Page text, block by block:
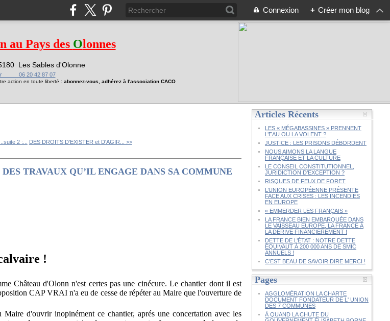
Connexion + Créer mon blog
au Pays des Olonnes
Les Sables d'Olonne
06 20 42 87 07
action en toute liberté : abonnez-vous, adhérez à l'association CACO
2 :... DES DROITS D'EXISTER et D'AGIR... >>
TRAVAUX QU’IL ENGAGE DANS SA COMMUNE
!
Château d'Olonn n'est certes pas une cinécure. Le chantier dont il est
CAP VRAI n'a eu de cesse de répéter au Maire que l'ouverture de
d'ouvrir inopinément ce chantier, aprés une concertation avec les
Articles Récents
LES « MÉGABASSINES » PRENNENT
L’EAU OU LA VOLENT ?
JUSTICE : LES PRISONS DÉBORDENT
NOUS AIMONS LA LANGUE
FRANÇAISE ET LA CULTURE
LE CONSEIL CONSTITUTIONNEL,
JURIDICTION D’EXCEPTION ?
RISQUES DE FEUX DE FORET
L’UNION EUROPÉENNE PRÉSENTE
FACE AUX CRISES : LES INCENDIES
EN EUROPE
« EMMERDER LES FRANÇAIS »
LA FRANCE BIEN EMBARQUÉE DANS
LE VAISSEAU EUROPE, LA FRANCE À
LA DÉRIVE FINANCIÈREMENT !
DETTE DE L’ÉTAT : NOTRE DETTE
ÉQUIVAUT À 200 000 ANS DE SMIC
ANNUELS !
C’EST BEAU DE SAVOIR DIRE MERCI !
Pages
AGGLOMÉRATION LA CHARTE
DOCUMENT FONDATEUR DE L' UNION
DES 7 COMMUNES
À QUAND LA CHUTE DU